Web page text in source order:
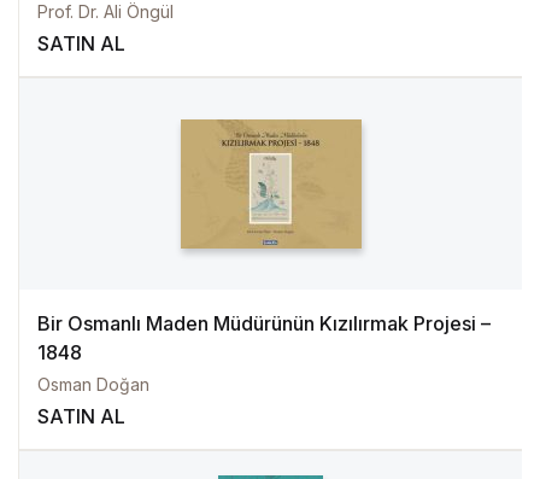
Prof. Dr. Ali Öngül
SATIN AL
Bir Osmanlı Maden Müdürünün Kızılırmak Projesi –
1848
Osman Doğan
SATIN AL